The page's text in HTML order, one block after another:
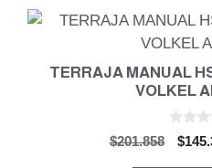
TERRAJA MANUAL
VOLKEL
$201.858
El
$